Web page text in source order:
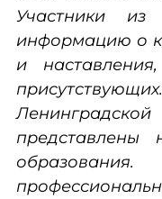
Участники
информацию о
и
представлены